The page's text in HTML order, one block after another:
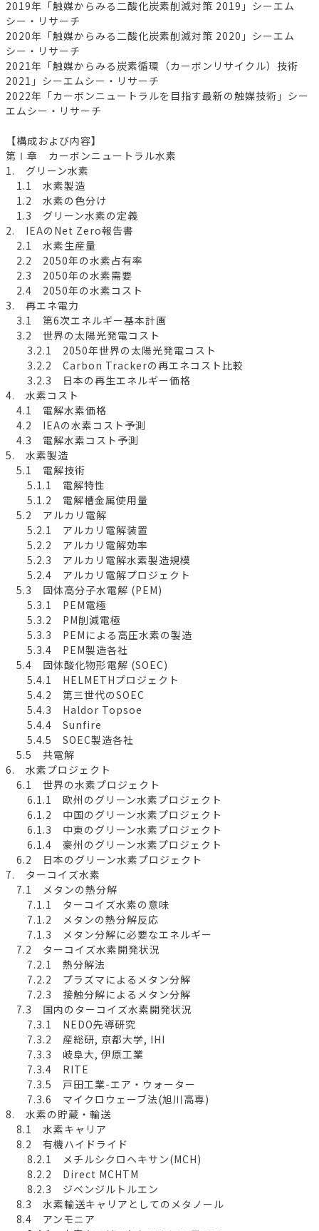
2019年「触媒からみる二酸化炭素削減対策 2019」シーエム
シー・リサーチ
2020年「触媒からみる二酸化炭素削減対策 2020」シーエム
シー・リサーチ
2021年「触媒からみる炭素循環（カーボンリサイクル）技術
2021」シーエムシー・リサーチ
2022年「カーボンニュートラルを目指す最新の触媒技術」シー
エムシー・リサーチ
【構成および内容】
第Ⅰ章 カーボンニュートラル水素
1. グリーン水素
1.1 水素製造
1.2 水素の色分け
1.3 グリーン水素の定義
2. IEAのNet Zero報告書
2.1 水素生産量
2.2 2050年の水素占有率
2.3 2050年の水素需要
2.4 2050年の水素コスト
3. 再エネ電力
3.1 第6次エネルギー基本計画
3.2 世界の太陽光発電コスト
3.2.1 2050年世界の太陽光発電コスト
3.2.2 Carbon Trackerの再エネコスト比較
3.2.3 日本の再生エネルギー価格
4. 水素コスト
4.1 電解水素価格
4.2 IEAの水素コスト予測
4.3 電解水素コスト予測
5. 水素製造
5.1 電解技術
5.1.1 電解特性
5.1.2 電解槽金属使用量
5.2 アルカリ電解
5.2.1 アルカリ電解装置
5.2.2 アルカリ電解効率
5.2.3 アルカリ電解水素製造規模
5.2.4 アルカリ電解プロジェクト
5.3 固体高分子水電解 (PEM)
5.3.1 PEM電極
5.3.2 PM削減電極
5.3.3 PEMによる高圧水素の製造
5.3.4 PEM製造各社
5.4 固体酸化物形電解 (SOEC)
5.4.1 HELMETHプロジェクト
5.4.2 第三世代のSOEC
5.4.3 Haldor Topsoe
5.4.4 Sunfire
5.4.5 SOEC製造各社
5.5 共電解
6. 水素プロジェクト
6.1 世界の水素プロジェクト
6.1.1 欧州のグリーン水素プロジェクト
6.1.2 中国のグリーン水素プロジェクト
6.1.3 中東のグリーン水素プロジェクト
6.1.4 豪州のグリーン水素プロジェクト
6.2 日本のグリーン水素プロジェクト
7. ターコイズ水素
7.1 メタンの熱分解
7.1.1 ターコイズ水素の意味
7.1.2 メタンの熱分解反応
7.1.3 メタン分解に必要なエネルギー
7.2 ターコイズ水素開発状況
7.2.1 熱分解法
7.2.2 プラズマによるメタン分解
7.2.3 接触分解によるメタン分解
7.3 国内のターコイズ水素開発状況
7.3.1 NEDO先導研究
7.3.2 産総研, 京都大学, IHI
7.3.3 岐阜大, 伊原工業
7.3.4 RITE
7.3.5 戸田工業-エア・ウォーター
7.3.6 マイクロウェーブ法(旭川高専)
8. 水素の貯蔵・輸送
8.1 水素キャリア
8.2 有機ハイドライド
8.2.1 メチルシクロヘキサン(MCH)
8.2.2 Direct MCHTM
8.2.3 ジベンジルトルエン
8.3 水素輸送キャリアとしてのメタノール
8.4 アンモニア